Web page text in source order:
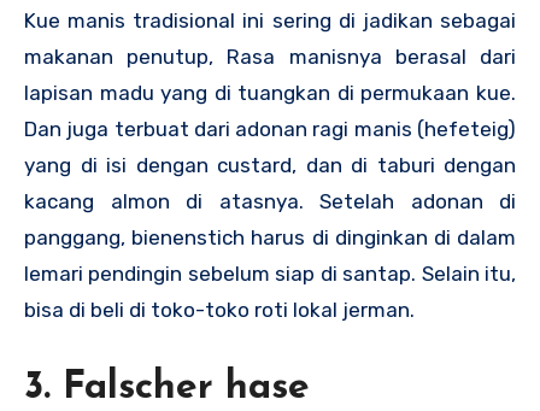
Kue manis tradisional ini sering di jadikan sebagai
makanan penutup, Rasa manisnya berasal dari
lapisan madu yang di tuangkan di permukaan kue.
Dan juga terbuat dari adonan ragi manis (hefeteig)
yang di isi dengan custard, dan di taburi dengan
kacang almon di atasnya. Setelah adonan di
panggang, bienenstich harus di dinginkan di dalam
lemari pendingin sebelum siap di santap. Selain itu,
bisa di beli di toko-toko roti lokal jerman.
3. Falscher hase